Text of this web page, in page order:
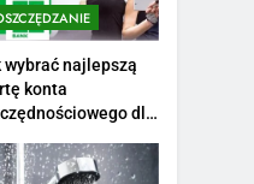
psycholog
średnie
tym
florysta —
wybrać najlepszą
konta
dla